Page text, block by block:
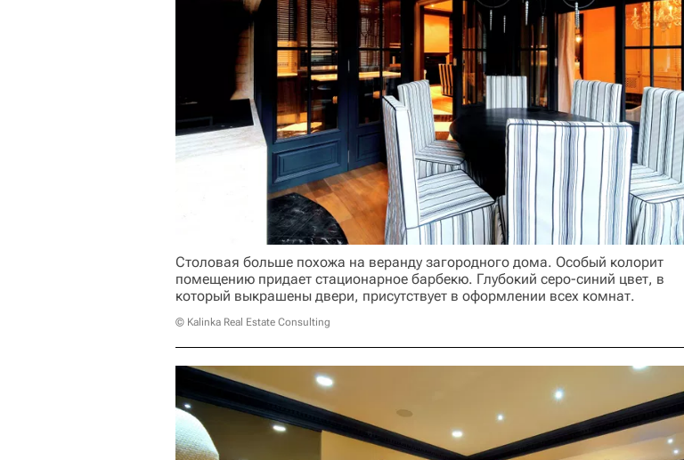
Столовая больше похожа на веранду загородного дома. Особый колорит
помещению придает стационарное барбекю. Глубокий серо-синий цвет, в
который выкрашены двери, присутствует в оформлении всех комнат.
© Kalinka Real Estate Consulting